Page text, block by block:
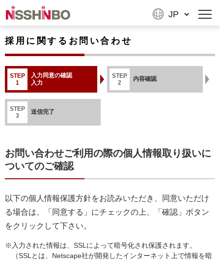
採用に関するお問い合わせ
STEP
1
入力同意の確認
入力
STEP
2
内容確認
STEP
3
送信完了
お問い合わせご利用の際の個人情報取り扱いに
ついてのご確認
以下の個人情報保護方針をお読みいただき、同意いただけ
る場合は、「同意する」にチェックの上、「確認」ボタン
をクリックして下さい。
※入力された情報は、SSLによって暗号化され保護されます。
（SSLとは、Netscape社が開発したインターネット上で情報を暗